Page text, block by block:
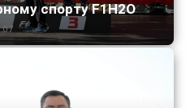
спорту F1H2O